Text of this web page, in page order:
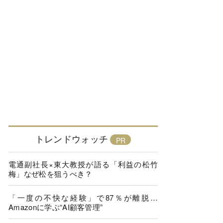
トレンドウォッチ
電通副社長×東大教授が語る「利益の松竹
梅」なぜ松を狙うべき？
「一度の不快な経験」で87％が離脱…
Amazonに学ぶ“AI顧客管理”